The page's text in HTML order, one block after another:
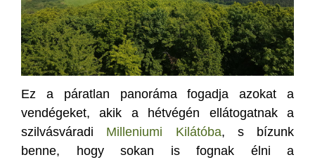
Ez a páratlan panoráma fogadja azokat a
vendégeket, akik a hétvégén ellátogatnak a
szilvásváradi Milleniumi Kilátóba, s bízunk
benne, hogy sokan is fognak élni a